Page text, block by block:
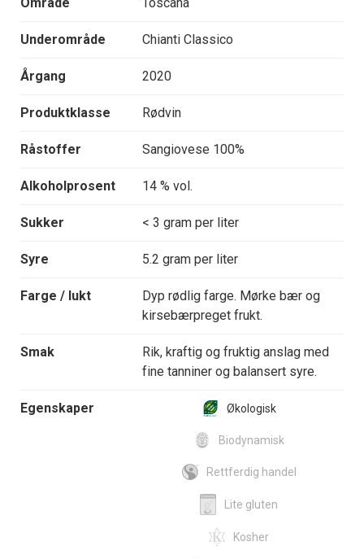
Underområde Chianti Classico
Årgang 2020
Produktklasse Rødvin
Råstoffer Sangiovese 100%
Alkoholprosent 14 % vol.
Sukker < 3 gram per liter
Syre 5.2 gram per liter
Farge / lukt
Dyp rødlig farge. Mørke bær og
kirsebærpreget frukt.
Smak
Rik, kraftig og fruktig anslag med
fine tanniner og balansert syre.
Egenskaper Økologisk
Biodynamisk
Rettferdig handel
Lite gluten
Kosher